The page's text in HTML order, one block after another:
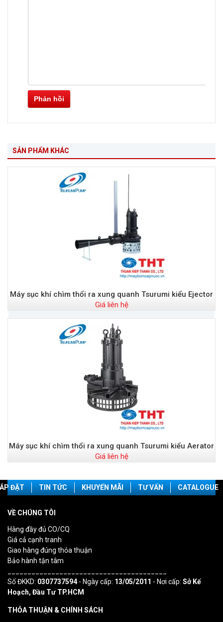
Phản hồi
SẢN PHẨM KHÁC
Máy sục khí chìm thổi ra xung quanh Tsurumi kiểu Ejector
Giá liên hệ
Máy sục khí chìm thổi ra xung quanh Tsurumi kiểu Aerator
Giá liên hệ
ĐẶT TIN TỨC KHUYẾN MÃI TƯ VẤN CATALOGUE
VỀ CHÚNG TÔI
Hàng đầy đủ CO/CQ
Giá cả cạnh tranh
Giao hàng đúng thỏa thuận
Bảo hành tận tâm
Số ĐKKD: 0307737594- Ngày cấp: 13/05/2011 - Nơi cấp: Sở Kế
Hoạch, Đầu Tư TP.HCM
THỎA THUẬN & CHÍNH SÁCH